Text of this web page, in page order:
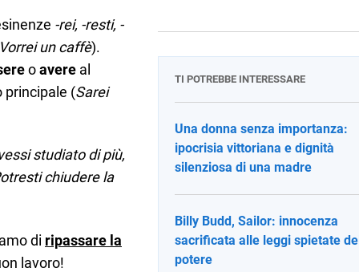
-rei, -resti, -
un caffè).
oavereal
principale (Sarei
studiato di più,
chiudere la
di ripassare la
lavoro!
TI POTREBBE INTERESSARE
Una donna senza importanza:
ipocrisia vittoriana e dignità
silenziosa di una madre
Billy Budd, Sailor: innocenza
sacrificata alle leggi spietate del
potere